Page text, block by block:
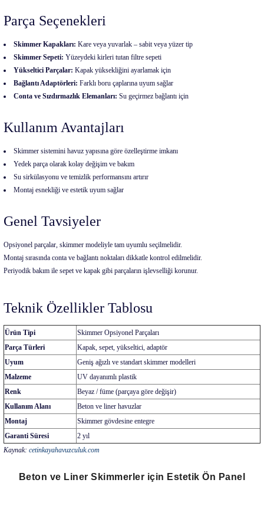
Parça Seçenekleri
Skimmer Kapakları: Kare veya yuvarlak – sabit veya yüzer tip
Skimmer Sepeti: Yüzeydeki kirleri tutan filtre sepeti
Yükseltici Parçalar: Kapak yüksekliğini ayarlamak için
Bağlantı Adaptörleri: Farklı boru çaplarına uyum sağlar
Conta ve Sızdırmazlık Elemanları: Su geçirmez bağlantı için
Kullanım Avantajları
Skimmer sistemini havuz yapısına göre özelleştirme imkanı
Yedek parça olarak kolay değişim ve bakım
Su sirkülasyonu ve temizlik performansını artırır
Montaj esnekliği ve estetik uyum sağlar
Genel Tavsiyeler
Opsiyonel parçalar, skimmer modeliyle tam uyumlu seçilmelidir.
Montaj sırasında conta ve bağlantı noktaları dikkatle kontrol edilmelidir.
Periyodik bakım ile sepet ve kapak gibi parçaların işlevselliği korunur.
Teknik Özellikler Tablosu
Ürün Tipi
Skimmer Opsiyonel Parçaları
Parça Türleri
Kapak, sepet, yükseltici, adaptör
Uyum
Geniş ağızlı ve standart skimmer modelleri
Malzeme
UV dayanımlı plastik
Renk
Beyaz / füme (parçaya göre değişir)
Kullanım Alanı
Beton ve liner havuzlar
Montaj
Skimmer gövdesine entegre
Garanti Süresi
2 yıl
Kaynak: cetinkayahavuzculuk.com
Beton ve Liner Skimmerler için Estetik Ön Panel